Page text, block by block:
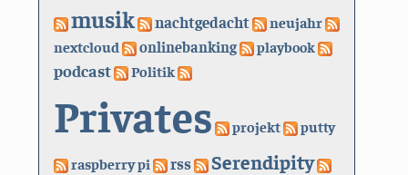
musik nachtgedacht neujahr
nextcloud onlinebanking playbook
podcast Politik
Privates projekt putty
raspberry pi rss Serendipity